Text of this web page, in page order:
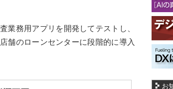
務用アプリを開発してテストし、
舗のローンセンターに段階的に導入
お